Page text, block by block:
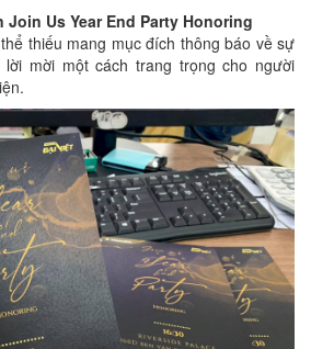
Us Year End Party Honoring
thiếu mang mục đích thông báo về sự
mời một cách trang trọng cho người